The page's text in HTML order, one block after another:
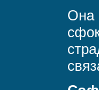
Она